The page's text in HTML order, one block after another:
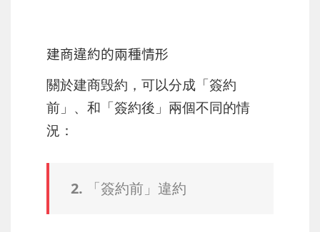
建商違約的兩種情形
關於建商毁約，可以分成「簽約
前」、和「簽約後」兩個不同的情
況：
2. 「簽約前」違約